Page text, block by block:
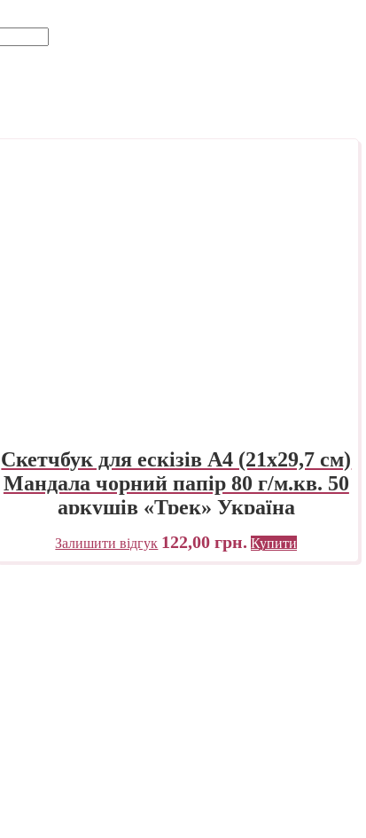
Скетчбук для ескізів А4 (21х29,7 см)
Мандала чорний папір 80 г/м.кв. 50
аркушів «Трек» Україна
Залишити відгук 122,00грн. Купити